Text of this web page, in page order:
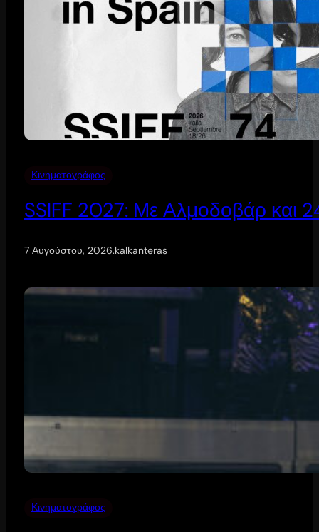
Κινηματογράφος
SSIFF 2027: Με Αλμοδοβάρ και 24
7 Αυγούστου, 2026.kalkanteras
Κινηματογράφος